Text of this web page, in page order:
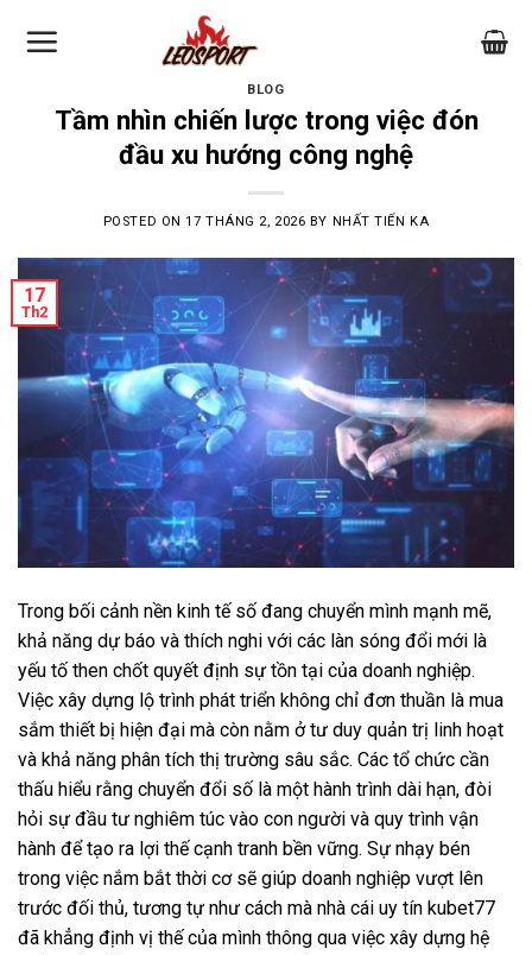
BLOG
Tầm nhìn chiến lược trong việc đón
đầu xu hướng công nghệ
POSTED ON17 THÁNG 2, 2026 BY NHẤT TIẾN KA
17
Th2
Trong bối cảnh nền kinh tế số đang chuyển mình mạnh mẽ,
khả năng dự báo và thích nghi với các làn sóng đổi mới là
yếu tố then chốt quyết định sự tồn tại của doanh nghiệp.
Việc xây dựng lộ trình phát triển không chỉ đơn thuần là mua
sắm thiết bị hiện đại mà còn nằm ở tư duy quản trị linh hoạt
và khả năng phân tích thị trường sâu sắc. Các tổ chức cần
thấu hiểu rằng chuyển đổi số là một hành trình dài hạn, đòi
hỏi sự đầu tư nghiêm túc vào con người và quy trình vận
hành để tạo ra lợi thế cạnh tranh bền vững. Sự nhạy bén
trong việc nắm bắt thời cơ sẽ giúp doanh nghiệp vượt lên
trước đối thủ, tương tự như cách mà nhà cái uy tín kubet77
đã khẳng định vị thế của mình thông qua việc xây dựng hệ